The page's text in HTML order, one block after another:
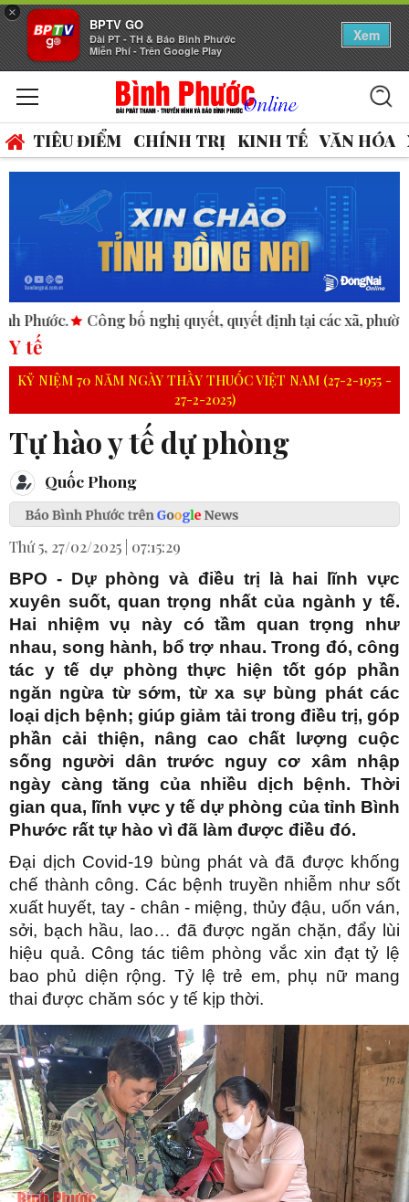
×
BPTV GO
Đài PT - TH & Báo Bình Phước
Miễn Phí - Trên Google Play
Xem
TIÊU ĐIỂM CHÍNH TRỊ KINH TẾ VĂN HÓA
nghị quyết, quyết định tại các xã, phường. ASEAN thúc
Y tế
KỶ NIỆM 70 NĂM NGÀY THẦY THUỐC VIỆT NAM (27-2-1955 -
27-2-2025)
Tự hào y tế dự phòng
Quốc Phong
Thứ 5, 27/02/2025 | 07:15:29
BPO - Dự phòng và điều trị là hai lĩnh vực
xuyên suốt, quan trọng nhất của ngành y tế.
Hai nhiệm vụ này có tầm quan trọng như
nhau, song hành, bổ trợ nhau. Trong đó, công
tác y tế dự phòng thực hiện tốt góp phần
ngăn ngừa từ sớm, từ xa sự bùng phát các
loại dịch bệnh; giúp giảm tải trong điều trị, góp
phần cải thiện, nâng cao chất lượng cuộc
sống người dân trước nguy cơ xâm nhập
ngày càng tăng của nhiều dịch bệnh. Thời
gian qua, lĩnh vực y tế dự phòng của tỉnh Bình
Phước rất tự hào vì đã làm được điều đó.
Đại dịch Covid-19 bùng phát và đã được khống
chế thành công. Các bệnh truyền nhiễm như sốt
xuất huyết, tay - chân - miệng, thủy đậu, uốn ván,
sởi, bạch hầu, lao… đã được ngăn chặn, đẩy lùi
hiệu quả. Công tác tiêm phòng vắc xin đạt tỷ lệ
bao phủ diện rộng. Tỷ lệ trẻ em, phụ nữ mang
thai được chăm sóc y tế kịp thời.